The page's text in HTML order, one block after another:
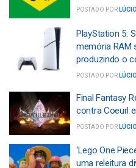
POSTADO POR
PlayStation 5:
memória RAM
produzindo o
POSTADO POR
Final Fantasy
contra Coeurl
POSTADO POR
‘Lego One
uma releitura